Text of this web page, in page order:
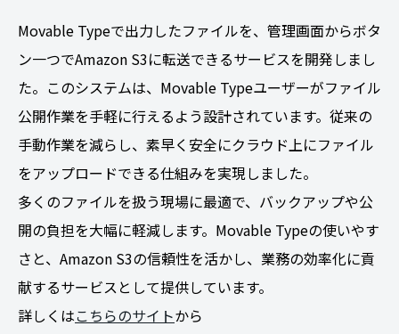
Movable Typeで出力したファイルを、管理画面からボタ
ン一つでAmazon S3に転送できるサービスを開発しまし
た。このシステムは、Movable Typeユーザーがファイル
公開作業を手軽に行えるよう設計されています。従来の
手動作業を減らし、素早く安全にクラウド上にファイル
をアップロードできる仕組みを実現しました。
多くのファイルを扱う現場に最適で、バックアップや公
開の負担を大幅に軽減します。Movable Typeの使いやす
さと、Amazon S3の信頼性を活かし、業務の効率化に貢
献するサービスとして提供しています。
詳しくはこちらのサイトから